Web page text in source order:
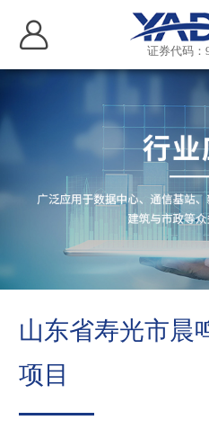
证券代码：
山东省寿光市晨
项目